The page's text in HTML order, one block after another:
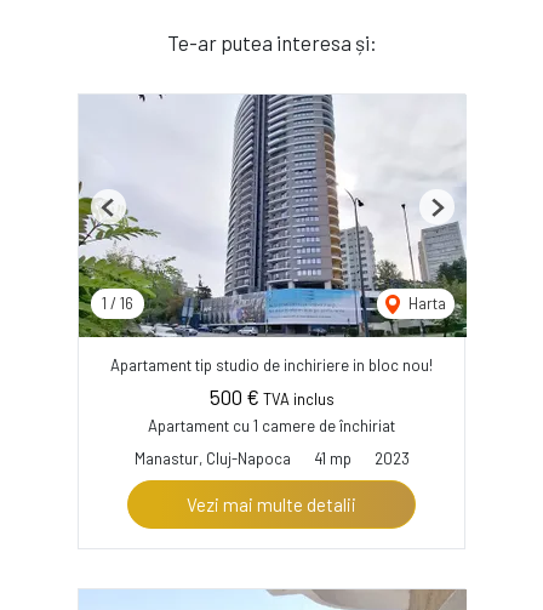
Te-ar putea interesa și:
1 / 16 Harta
Previous Next
Apartament tip studio de inchiriere in bloc nou!
500 € TVA inclus
Apartament cu 1 camere de închiriat
Manastur, Cluj-Napoca
41 mp 2023
Vezi mai multe detalii